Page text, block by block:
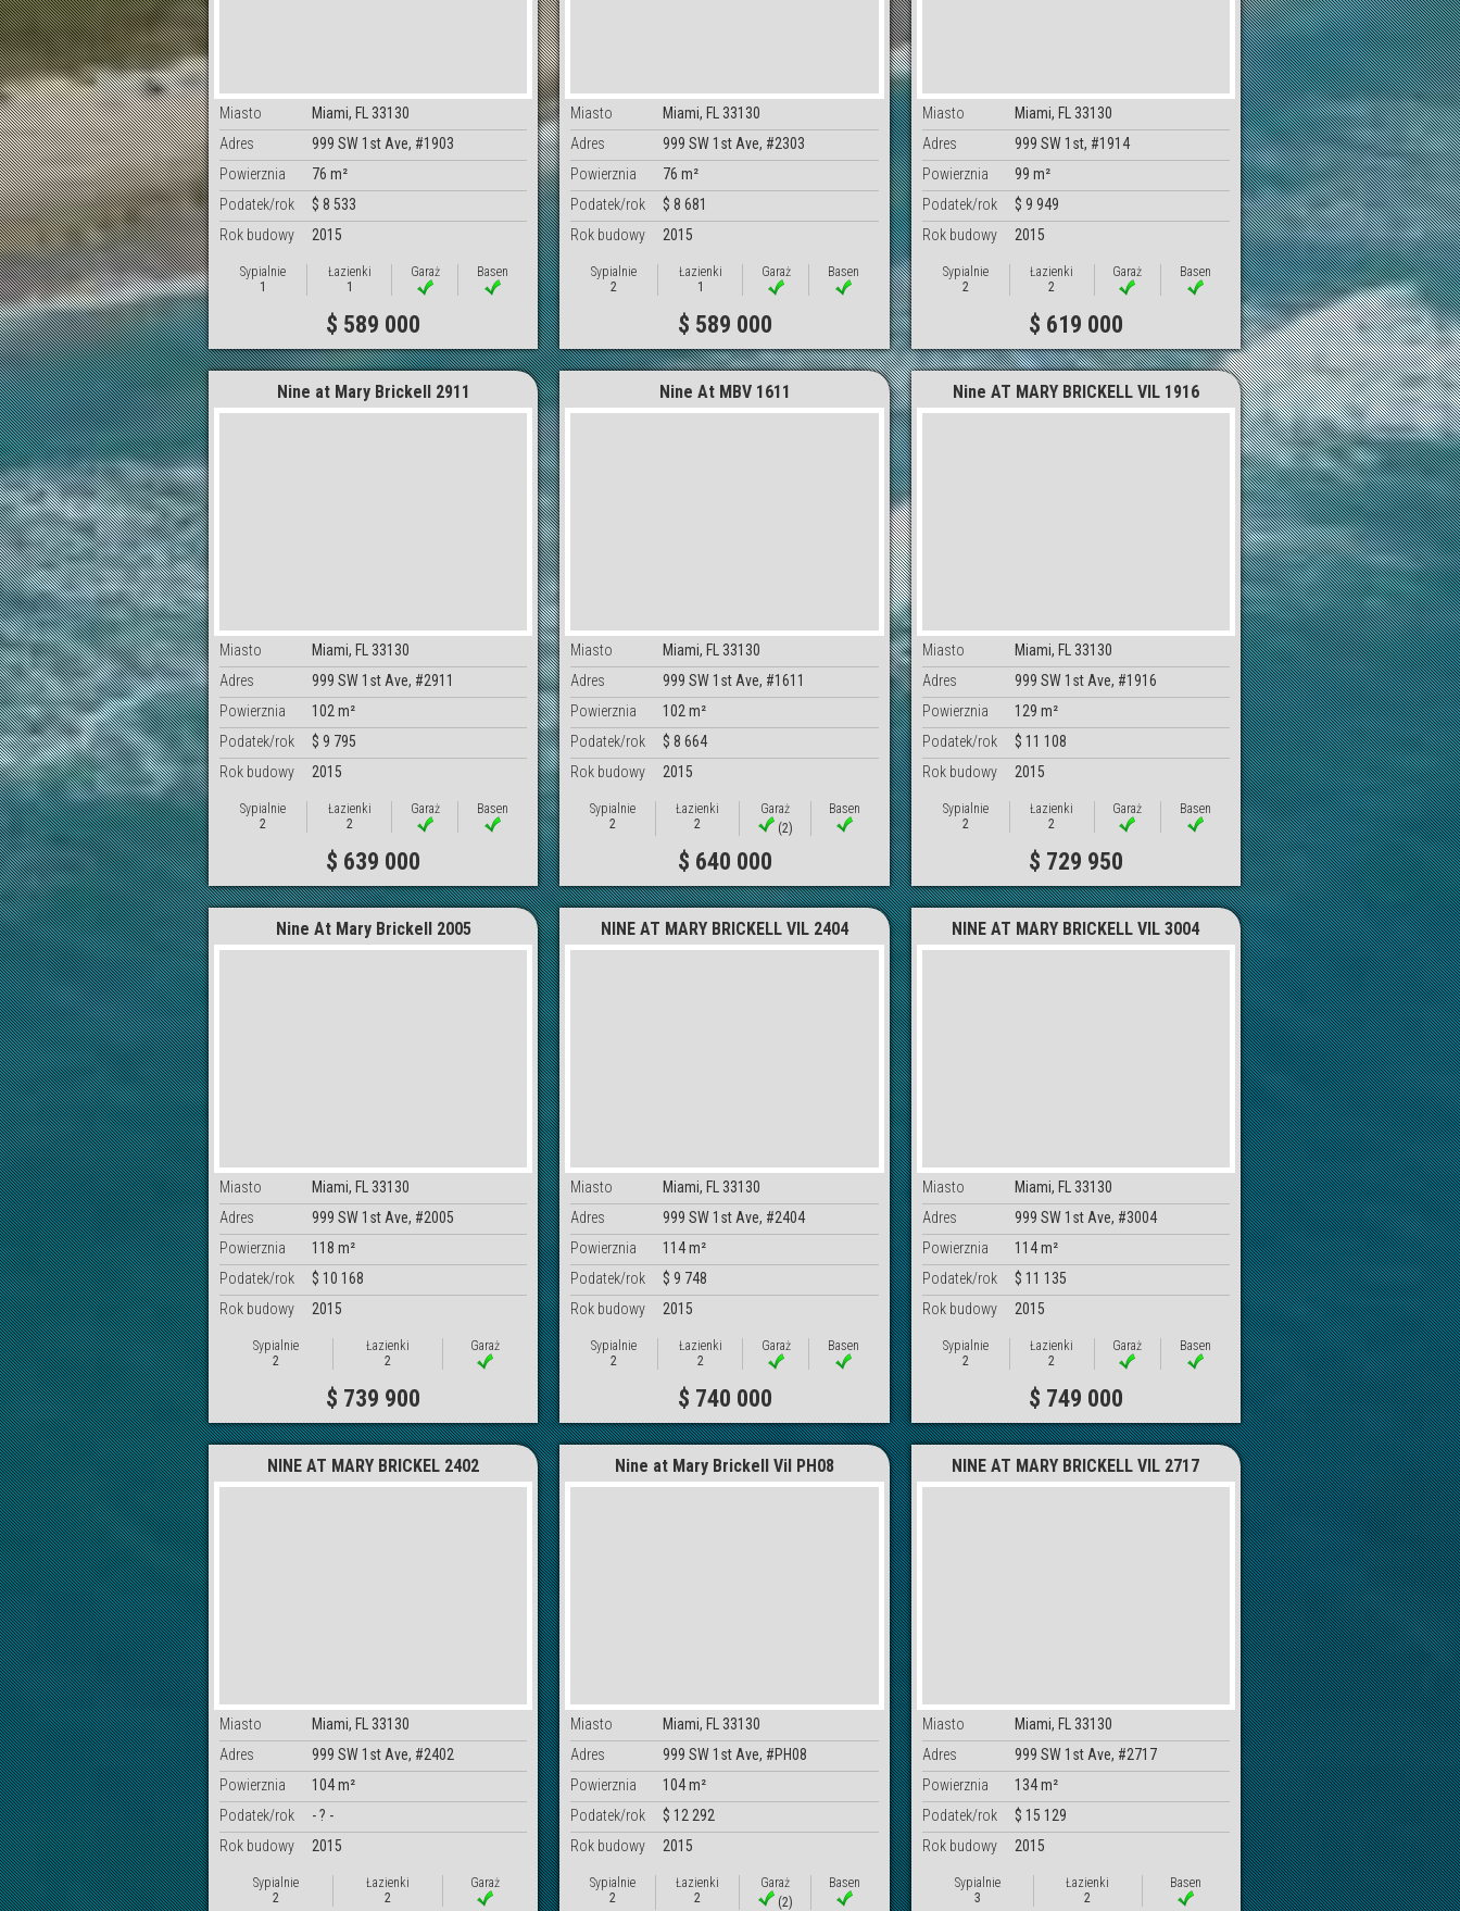
Miasto
Miami, FL 33130
Adres
999 SW 1st Ave, #1903
Powierznia
76 m²
Podatek/rok
$ 8 533
Rok budowy
2015
Sypialnie
1
Łazienki
1
Garaż Basen
$ 589 000
Miasto
Miami, FL 33130
Adres
999 SW 1st Ave, #2303
Powierznia
76 m²
Podatek/rok
$ 8 681
Rok budowy
2015
Sypialnie
2
Łazienki
1
Garaż Basen
$ 589 000
Miasto
Miami, FL 33130
Adres
999 SW 1st, #1914
Powierznia
99 m²
Podatek/rok
$ 9 949
Rok budowy
2015
Sypialnie
2
Łazienki
2
Garaż Basen
$ 619 000
Nine at Mary Brickell 2911
Miasto
Miami, FL 33130
Adres
999 SW 1st Ave, #2911
Powierznia
102 m²
Podatek/rok
$ 9 795
Rok budowy
2015
Sypialnie
2
Łazienki
2
Garaż Basen
$ 639 000
Nine At MBV 1611
Miasto
Miami, FL 33130
Adres
999 SW 1st Ave, #1611
Powierznia
102 m²
Podatek/rok
$ 8 664
Rok budowy
2015
Sypialnie
2
Łazienki
2
Garaż
(2)
Basen
$ 640 000
Nine AT MARY BRICKELL VIL 1916
Miasto
Miami, FL 33130
Adres
999 SW 1st Ave, #1916
Powierznia
129 m²
Podatek/rok
$ 11 108
Rok budowy
2015
Sypialnie
2
Łazienki
2
Garaż Basen
$ 729 950
Nine At Mary Brickell 2005
Miasto
Miami, FL 33130
Adres
999 SW 1st Ave, #2005
Powierznia
118 m²
Podatek/rok
$ 10 168
Rok budowy
2015
Sypialnie
2
Łazienki
2
Garaż
$ 739 900
NINE AT MARY BRICKELL VIL 2404
Miasto
Miami, FL 33130
Adres
999 SW 1st Ave, #2404
Powierznia
114 m²
Podatek/rok
$ 9 748
Rok budowy
2015
Sypialnie
2
Łazienki
2
Garaż Basen
$ 740 000
NINE AT MARY BRICKELL VIL 3004
Miasto
Miami, FL 33130
Adres
999 SW 1st Ave, #3004
Powierznia
114 m²
Podatek/rok
$ 11 135
Rok budowy
2015
Sypialnie
2
Łazienki
2
Garaż Basen
$ 749 000
NINE AT MARY BRICKEL 2402
Miasto
Miami, FL 33130
Adres
999 SW 1st Ave, #2402
Powierznia
104 m²
Podatek/rok
- ? -
Rok budowy
2015
Sypialnie
2
Łazienki
2
Garaż
Nine at Mary Brickell Vil PH08
Miasto
Miami, FL 33130
Adres
999 SW 1st Ave, #PH08
Powierznia
104 m²
Podatek/rok
$ 12 292
Rok budowy
2015
Sypialnie
2
Łazienki
2
Garaż
(2)
Basen
NINE AT MARY BRICKELL VIL 2717
Miasto
Miami, FL 33130
Adres
999 SW 1st Ave, #2717
Powierznia
134 m²
Podatek/rok
$ 15 129
Rok budowy
2015
Sypialnie
3
Łazienki
2
Basen